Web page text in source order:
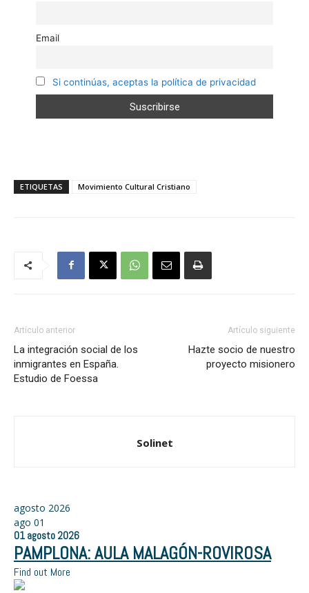
Email
Si continúas, aceptas la política de privacidad
ETIQUETAS Movimiento Cultural Cristiano
Artículo anterior
La integración social de los
inmigrantes en España.
Estudio de Foessa
Artículo siguiente
Hazte socio de nuestro
proyecto misionero
Solinet
agosto 2026
ago 01
01 agosto 2026
PAMPLONA: AULA MALAGÓN-ROVIROSA
Find out More